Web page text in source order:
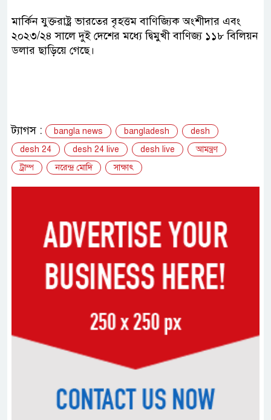
মার্কিন যুক্তরাষ্ট্র ভারতের বৃহত্তম বাণিজ্যিক অংশীদার এবং
২০২৩/২৪ সালে দুই দেশের মধ্যে দ্বিমুখী বাণিজ্য ১১৮ বিলিয়ন
ডলার ছাড়িয়ে গেছে।
ট্যাগস : bangla news bangladesh
desh
desh 24
desh 24 live desh live
আমন্ত্রণ
ট্রাম্প
নরেন্দ্র মোদি সাক্ষাৎ